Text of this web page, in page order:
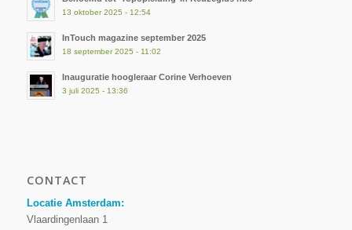
13 oktober 2025 - 12:54
InTouch magazine september 2025
18 september 2025 - 11:02
Inauguratie hoogleraar Corine Verhoeven
3 juli 2025 - 13:36
CONTACT
Locatie Amsterdam:
Vlaardingenlaan 1